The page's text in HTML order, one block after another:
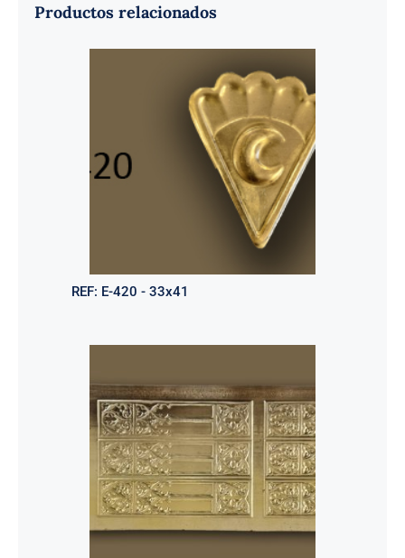
Productos relacionados
REF: E-420 - 33x41